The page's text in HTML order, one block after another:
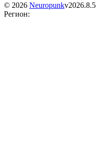
© 2026 Neuropunkv2026.8.5
Регион: